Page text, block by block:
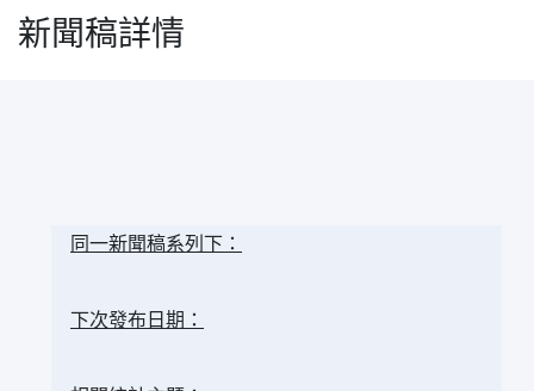
新聞稿詳情
同一新聞稿系列下：
下次發布日期：